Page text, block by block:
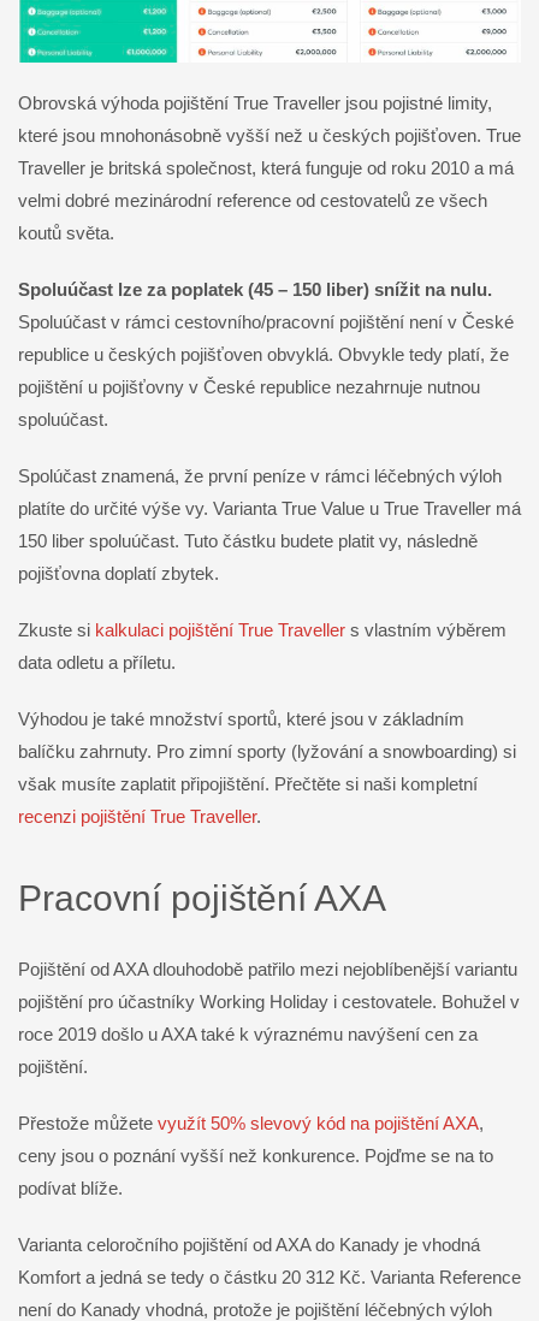
Obrovská výhoda pojištění True Traveller jsou pojistné limity,
které jsou mnohonásobně vyšší než u českých pojišťoven. True
Traveller je britská společnost, která funguje od roku 2010 a má
velmi dobré mezinárodní reference od cestovatelů ze všech
koutů světa.
Spoluúčast lze za poplatek (45 – 150 liber) snížit na nulu.
Spoluúčast v rámci cestovního/pracovní pojištění není v České
republice u českých pojišťoven obvyklá. Obvykle tedy platí, že
pojištění u pojišťovny v České republice nezahrnuje nutnou
spoluúčast.
Spolúčast znamená, že první peníze v rámci léčebných výloh
platíte do určité výše vy. Varianta True Value u True Traveller má
150 liber spoluúčast. Tuto částku budete platit vy, následně
pojišťovna doplatí zbytek.
Zkuste si kalkulaci pojištění True Traveller s vlastním výběrem
data odletu a příletu.
Výhodou je také množství sportů, které jsou v základním
balíčku zahrnuty. Pro zimní sporty (lyžování a snowboarding) si
však musíte zaplatit připojištění. Přečtěte si naši kompletní
recenzi pojištění True Traveller.
Pracovní pojištění AXA
Pojištění od AXA dlouhodobě patřilo mezi nejoblíbenější variantu
pojištění pro účastníky Working Holiday i cestovatele. Bohužel v
roce 2019 došlo u AXA také k výraznému navýšení cen za
pojištění.
Přestože můžete využít 50% slevový kód na pojištění AXA,
ceny jsou o poznání vyšší než konkurence. Pojďme se na to
podívat blíže.
Varianta celoročního pojištění od AXA do Kanady je vhodná
Komfort a jedná se tedy o částku 20 312 Kč. Varianta Reference
není do Kanady vhodná, protože je pojištění léčebných výloh